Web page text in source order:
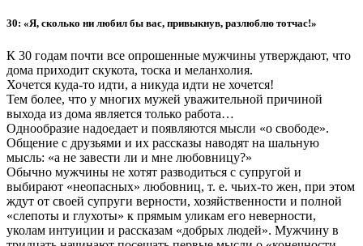
30: «Я, сколько ни любил бы вас, привыкнув, разлюблю тотчас!»
К 30 годам почти все опрошенные мужчины утверждают, что
дома приходит скукота, тоска и меланхолия.
Хочется куда-то идти, а никуда идти не хочется!
Тем более, что у многих мужей уважительной причиной
выхода из дома является только работа…
Однообразие надоедает и появляются мысли «о свободе».
Общение с друзьями и их рассказы наводят на шальную
мысль: «а не завести ли и мне любовницу?»
Обычно мужчины не хотят разводиться с супругой и
выбирают «неопасных» любовниц, т. е. чьих-то жен, при этом
ждут от своей супруги верности, хозяйственности и полной
«слепоты и глухоты» к прямым уликам его неверности,
уколам интуиции и рассказам «добрых людей». Мужчину в